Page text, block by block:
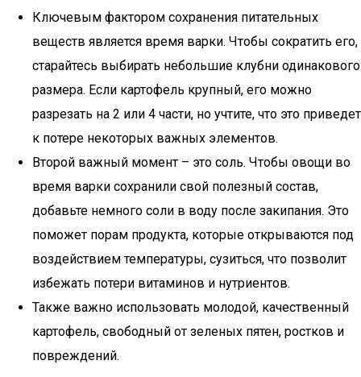
Ключевым фактором сохранения питательных
веществ является время варки. Чтобы сократить его,
старайтесь выбирать небольшие клубни одинакового
размера. Если картофель крупный, его можно
разрезать на 2 или 4 части, но учтите, что это приведет
к потере некоторых важных элементов.
Второй важный момент – это соль. Чтобы овощи во
время варки сохранили свой полезный состав,
добавьте немного соли в воду после закипания. Это
поможет порам продукта, которые открываются под
воздействием температуры, сузиться, что позволит
избежать потери витаминов и нутриентов.
Также важно использовать молодой, качественный
картофель, свободный от зеленых пятен, ростков и
повреждений.